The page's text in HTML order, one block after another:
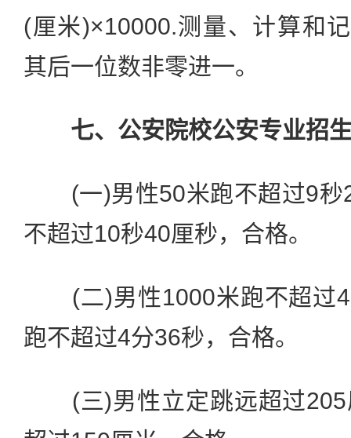
(厘米)×10000.测量、计算和
其后一位数非零进一。
七、公安院校公安专业招
(一)男性50米跑不超过9秒
不超过10秒40厘秒，合格。
(二)男性1000米跑不超过4
跑不超过4分36秒，合格。
(三)男性立定跳远超过205